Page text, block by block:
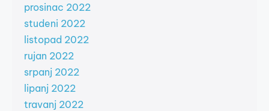
prosinac 2022
studeni 2022
listopad 2022
rujan 2022
srpanj 2022
lipanj 2022
travanj 2022